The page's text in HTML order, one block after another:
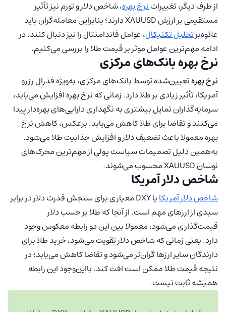
از طرف دیگر، تغییراتنرخ بهره، شاخص دلار و تورم نیز تأثیر
مستقیمی بر ارزش XAUUSD دارند؛ بنابراین معامله‌گران باید
علاوه‌برتحلیل تکنیکال، عوامل فاندامنتال را نیز دنبال کنند. در
ادامه مهم‌ترین عوامل موثر بر قیمت طلا را بررسی می‌کنیم.
نرخ بهره بانک‌های مرکزی
نرخ بهرهتعیین‌شده توسط بانک‌های مرکزی، به‌ویژه فدرال رزرو
آمریکا، تأثیر زیادی بر طلا دارد. زمانی که نرخ بهره افزایش می‌یابد،
سرمایه‌گذاران تمایل بیشتری به نگهداری دارایی‌های بهره‌دار پیدا
می‌کنند و تقاضا برای طلا کاهش می‌یابد. برعکس، کاهش نرخ
بهره معمولا باعث تضعیف دلار و افزایش جذابیت طلا می‌شود.
به‌همین دلیل تصمیمات سیاست پولی از مهم‌ترین محرک‌های
نوسان XAUUSD محسوب می‌شوند.
شاخص دلار آمریکا
شاخص دلار آمریکا
یا DXY معیاری برای سنجش قدرت دلار در برابر
سبدی از ارزهای مهم است. از آنجا که طلا بر حسب دلار
قیمت‌گذاری می‌شود، معمولا بین این دو رابطه معکوس وجود
دارد. یعنی زمانی که شاخص دلار تقویت می‌شود، خرید طلا برای
دارندگان سایر ارزها گران‌تر می‌شود و تقاضا کاهش می‌یابد؛ در
نتیجه قیمت طلا ممکن است افت کند. بااین‌وجود این رابطه
همیشه ثابت نیست.